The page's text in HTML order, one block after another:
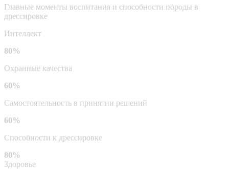
Главные моменты воспитания и способности породы в
дрессировке
Интеллект
80%
Охранные качества
60%
Самостоятельность в принятии решений
60%
Способности к дрессировке
80%
Здоровье